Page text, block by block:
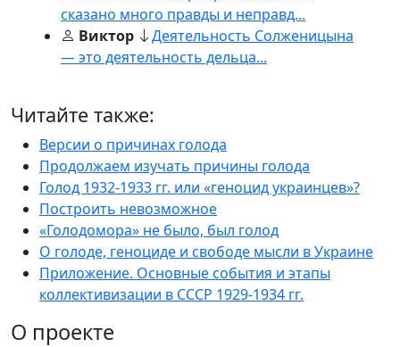
сказано много правды и неправд...
Виктор
Деятельность Солженицына
— это деятельность дельца...
Читайте также:
Версии о причинах голода
Продолжаем изучать причины голода
Голод 1932-1933 гг. или «геноцид украинцев»?
Построить невозможное
«Голодомора» не было, был голод
О голоде, геноциде и свободе мысли в Украине
Приложение. Основные события и этапы
коллективизации в СССР 1929-1934 гг.
О проекте